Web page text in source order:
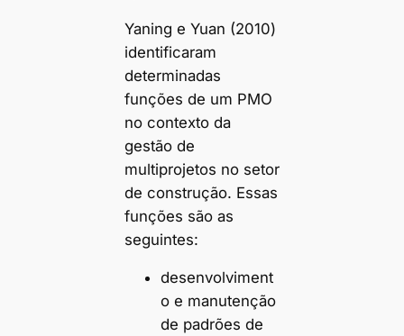
Yaning e Yuan (2010)
identificaram
determinadas
funções de um PMO
no contexto da
gestão de
multiprojetos no setor
de construção. Essas
funções são as
seguintes:
desenvolviment
o e manutenção
de padrões de